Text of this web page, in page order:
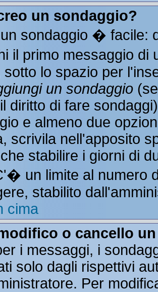
un sondaggio?
sondaggio � facile:
il primo messaggio
sotto lo spazio per
un sondaggio
diritto di fare
e almeno due
scrivila nell'apposito
stabilire i giorni di
un limite al numero
stabilito
cima
o cancello
i messaggi, i
solo dagli rispettivi
Per